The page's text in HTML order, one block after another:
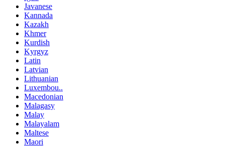
Javanese
Kannada
Kazakh
Khmer
Kurdish
Kyrgyz
Latin
Latvian
Lithuanian
Luxembou..
Macedonian
Malagasy
Malay
Malayalam
Maltese
Maori